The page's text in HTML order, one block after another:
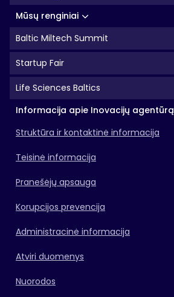
Mūsų renginiai
Baltic Miltech Summit
Startup Fair
Life Sciences Baltics
Informacija apie Inovacijų agentūrą
Struktūra ir kontaktinė informacija
Teisinė informacija
Pranešėjų apsauga
Korupcijos prevencija
Administracinė informacija
Atviri duomenys
Nuorodos